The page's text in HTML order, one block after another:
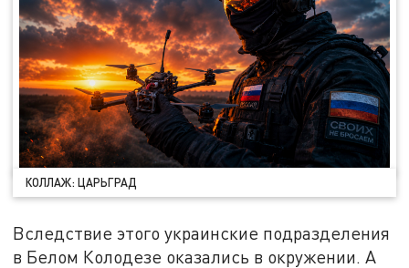
КОЛЛАЖ: ЦАРЬГРАД
Вследствие этого украинские подразделения
в Белом Колодезе оказались в окружении. А